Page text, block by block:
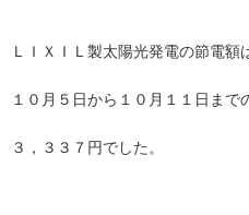
ＬＩＸＩＬ製太陽光発電の節電額
１０月５日から１０月１１日まで
３，３３７円でした。